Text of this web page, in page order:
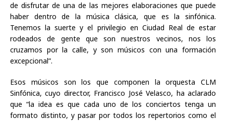
de disfrutar de una de las mejores elaboraciones que puede
haber dentro de la música clásica, que es la sinfónica.
Tenemos la suerte y el privilegio en Ciudad Real de estar
rodeados de gente que son nuestros vecinos, nos los
cruzamos por la calle, y son músicos con una formación
excepcional”.
Esos músicos son los que componen la orquesta CLM
Sinfónica, cuyo director, Francisco José Velasco, ha aclarado
que “la idea es que cada uno de los conciertos tenga un
formato distinto, y pasar por todos los repertorios como el